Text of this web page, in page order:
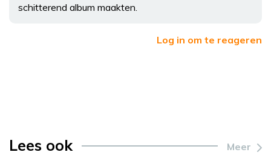
schitterend album maakten.
Log in om te reageren
Lees ook Meer